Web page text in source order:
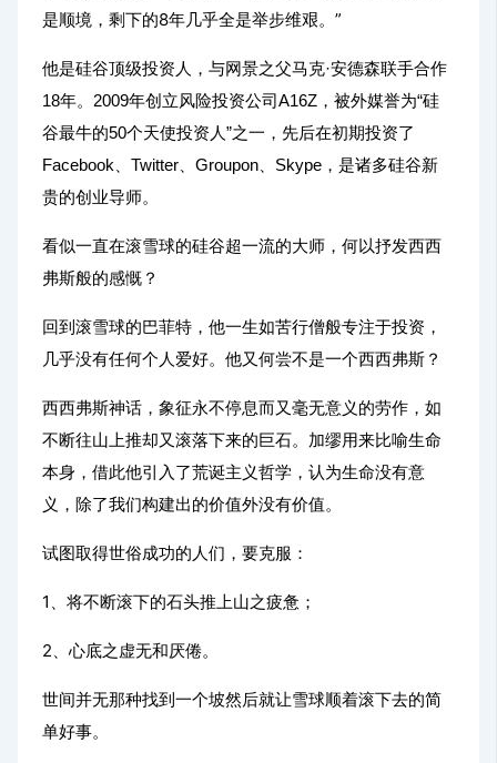
是顺境，剩下的8年几乎全是举步维艰。”
他是硅谷顶级投资人，与网景之父马克·安德森联手合作
18年。2009年创立风险投资公司A16Z，被外媒誉为“硅
谷最牛的50个天使投资人”之一，先后在初期投资了
Facebook、Twitter、Groupon、Skype，是诸多硅谷新
贵的创业导师。
看似一直在滚雪球的硅谷超一流的大师，何以抒发西西
弗斯般的感慨？
回到滚雪球的巴菲特，他一生如苦行僧般专注于投资，
几乎没有任何个人爱好。他又何尝不是一个西西弗斯？
西西弗斯神话，象征永不停息而又毫无意义的劳作 ，如
不断往山上推却又滚落下来的巨石。加缪用来比喻生命
本身，借此他引入了荒诞主义哲学，认为生命没有意
义，除了我们构建出的价值外没有价值。
试图取得世俗成功的人们，要克服：
1、将不断滚下的石头推上山之疲惫；
2、心底之虚无和厌倦。
世间并无那种找到一个坡然后就让雪球顺着滚下去的简
单好事。